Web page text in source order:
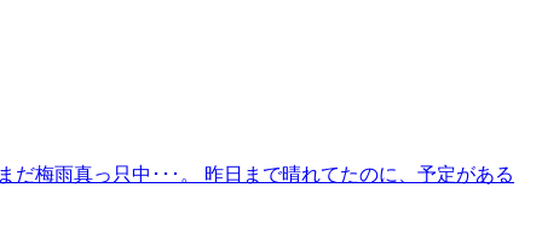
梅雨真っ只中･･･。 昨日まで晴れてたのに、予定がある